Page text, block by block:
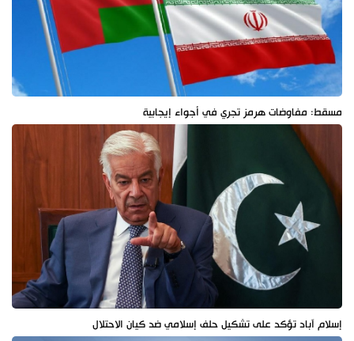
مسقط: مفاوضات هرمز تجري في أجواء إيجابية
إسلام آباد تؤكد على تشكيل حلف إسلامي ضد كيان الاحتلال